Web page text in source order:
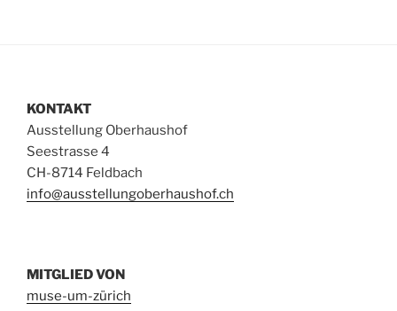
KONTAKT
Ausstellung Oberhaushof
Seestrasse 4
CH-8714 Feldbach
info@ausstellungoberhaushof.ch
MITGLIED VON
muse-um-zürich